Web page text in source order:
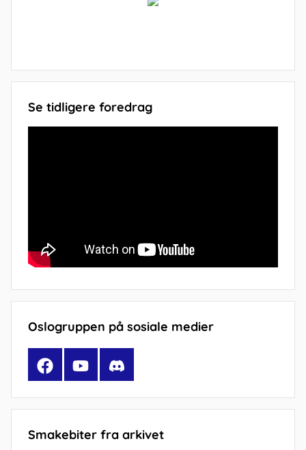
Se tidligere foredrag
Oslogruppen på sosiale medier
FacebookYouTubeDiscord
Smakebiter fra arkivet